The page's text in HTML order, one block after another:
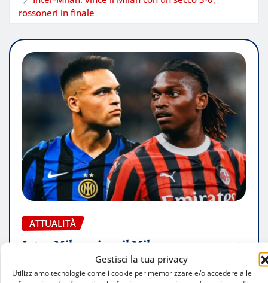
Gestisci la tua privacy
Utilizziamo tecnologie come i cookie per memorizzare e/o accedere alle
rossoneri in finale
ATTUALITÀ
Inter-Milan: vince il Milan con un secco 3-
0, rossoneri in finale